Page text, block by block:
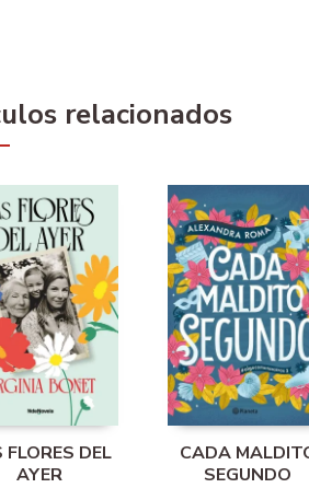
relacionados
FLORES DEL
AYER
CADA
SEGUNDO